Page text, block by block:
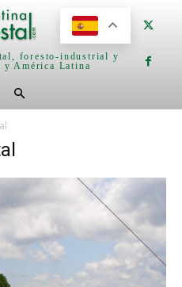
foresto-industrial y
y América Latina